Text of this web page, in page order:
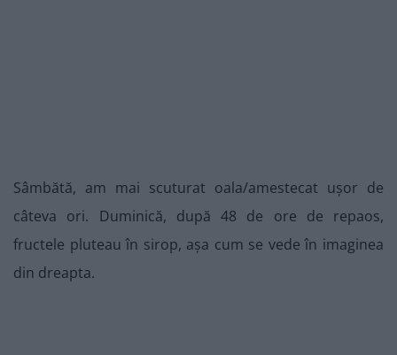
Sâmbătă, am mai scuturat oala/amestecat ușor de
câteva ori. Duminică, după 48 de ore de repaos,
fructele pluteau în sirop, așa cum se vede în imaginea
din dreapta.